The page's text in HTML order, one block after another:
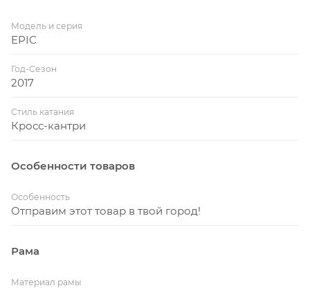
Модель и серия
EPIC
Год-Сезон
2017
Стиль катания
Кросс-кантри
Особенности товаров
Особенность
Отправим этот товар в твой город!
Рама
Материал рамы